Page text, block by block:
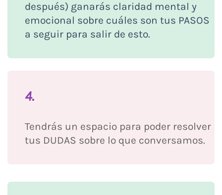
después) ganarás claridad mental y
emocional sobre cuáles son tus PASOS
a seguir para salir de esto.
4.
Tendrás un espacio para poder resolver
tus DUDAS sobre lo que conversamos.